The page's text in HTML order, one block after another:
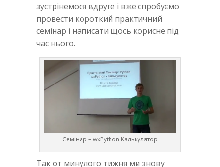
зустрінемося вдруге і вже спробуємо
провести короткий практичний
семінар і написати щось корисне під
час нього.
Семінар – wxPython Калькулятор
Так от минулого тижня ми знову